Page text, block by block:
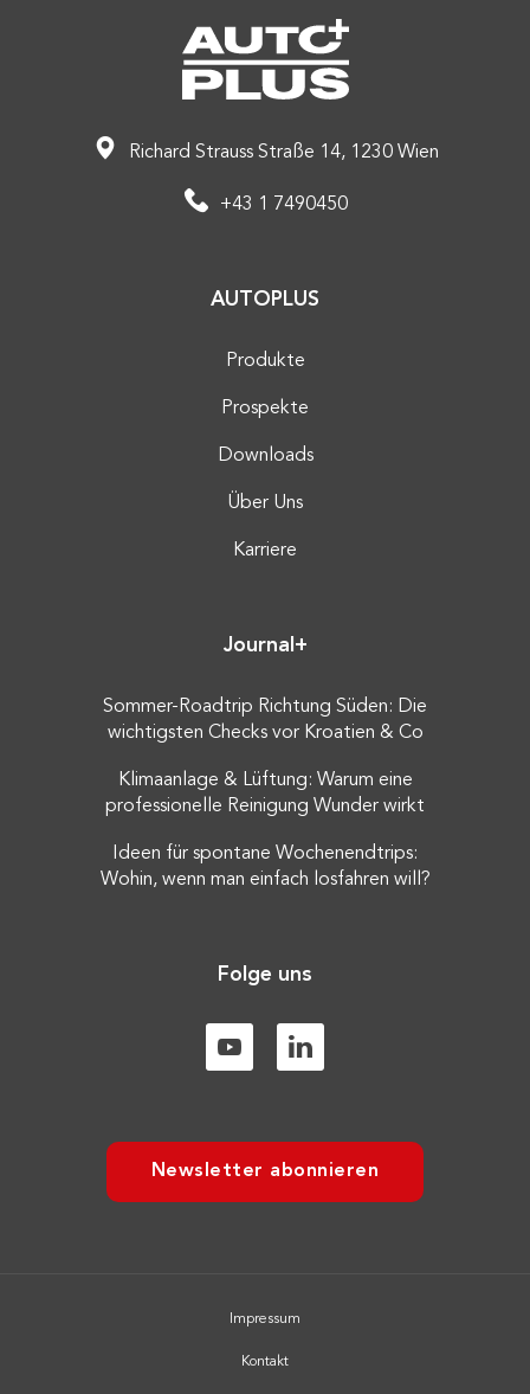
Richard Strauss Straße 14, 1230 Wien
+43 1 7490450
AUTOPLUS
Produkte
Prospekte
Downloads
Über Uns
Karriere
Journal+
Sommer-Roadtrip Richtung Süden: Die
wichtigsten Checks vor Kroatien & Co
Klimaanlage & Lüftung: Warum eine
professionelle Reinigung Wunder wirkt
Ideen für spontane Wochenendtrips:
Wohin, wenn man einfach losfahren will?
Folge uns
Newsletter abonnieren
Impressum
Kontakt